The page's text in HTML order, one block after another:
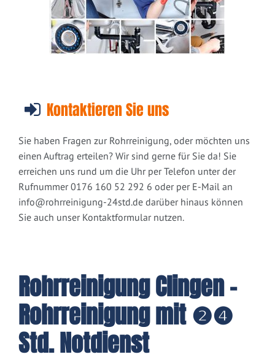
Kontaktieren Sie uns
Sie haben Fragen zur Rohrreinigung, oder möchten uns
einen Auftrag erteilen? Wir sind gerne für Sie da! Sie
erreichen uns rund um die Uhr per Telefon unter der
Rufnummer 0176 160 52 292 6 oder per E-Mail an
info@rohrreinigung-24std.de darüber hinaus können
Sie auch unser Kontaktformular nutzen.
Rohrreinigung Clingen -
Rohrreinigung mit ❷❹
Std. Notdienst